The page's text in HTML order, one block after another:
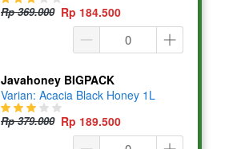
Rp 369.000 Rp 184.500
Javahoney BIGPACK
Varian: Acacia Black Honey 1L
Rp 379.000 Rp 189.500